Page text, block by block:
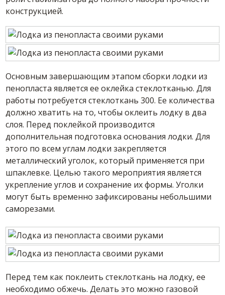
конструкцией.
Основным завершающим этапом сборки лодки из
пенопласта является ее оклейка стеклотканью. Для
работы потребуется стеклоткань 300. Ее количества
должно хватить на то, чтобы оклеить лодку в два
слоя. Перед поклейкой производится
дополнительная подготовка основания лодки. Для
этого по всем углам лодки закрепляется
металлический уголок, который применяется при
шпаклевке. Целью такого мероприятия является
укрепление углов и сохранение их формы. Уголки
могут быть временно зафиксированы небольшими
саморезами.
Перед тем как поклеить стеклоткань на лодку, ее
необходимо обжечь. Делать это можно газовой